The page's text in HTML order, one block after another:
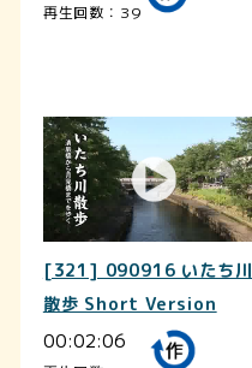
再生回数：39
[321] 090916 いたち川
散歩 Short Version
00:02:06